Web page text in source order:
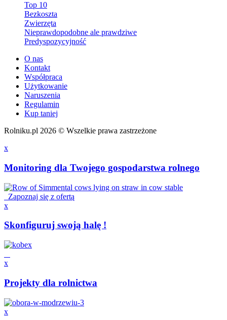
Top 10
Bezkoszta
Zwierzęta
Nieprawdopodobne ale prawdziwe
Predyspozycyjność
O nas
Kontakt
Współpraca
Użytkowanie
Naruszenia
Regulamin
Kup taniej
Rolniku.pl 2026 © Wszelkie prawa zastrzeżone
x
Monitoring dla Twojego gospodarstwa rolnego
Zapoznaj się z ofertą
x
Skonfiguruj swoją halę !
x
Projekty dla rolnictwa
x